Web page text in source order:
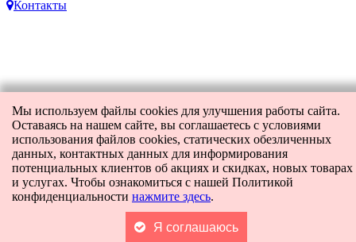
Контакты
Мы используем файлы cookies для улучшения работы сайта.
Оставаясь на нашем сайте, вы соглашаетесь с условиями
использования файлов cookies, статических обезличенных
данных, контактных данных для информирования
потенциальных клиентов об акциях и скидках, новых товарах
и услугах. Чтобы ознакомиться с нашей Политикой
конфиденциальности нажмите здесь.
Я соглашаюсь